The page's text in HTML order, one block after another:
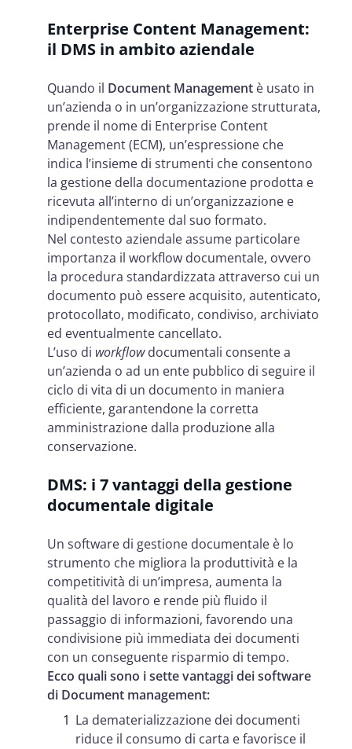
Enterprise Content Management:
il DMS in ambito aziendale
Quando il Document Management è usato in
un’azienda o in un’organizzazione strutturata,
prende il nome di Enterprise Content
Management (ECM), un’espressione che
indica l’insieme di strumenti che consentono
la gestione della documentazione prodotta e
ricevuta all’interno di un’organizzazione e
indipendentemente dal suo formato.
Nel contesto aziendale assume particolare
importanza il workflow documentale, ovvero
la procedura standardizzata attraverso cui un
documento può essere acquisito, autenticato,
protocollato, modificato, condiviso, archiviato
ed eventualmente cancellato.
L’uso di workflowdocumentali consente a
un’azienda o ad un ente pubblico di seguire il
ciclo di vita di un documento in maniera
efficiente, garantendone la corretta
amministrazione dalla produzione alla
conservazione.
DMS: i 7 vantaggi della gestione
documentale digitale
Un software di gestione documentale è lo
strumento che migliora la produttività e la
competitività di un’impresa, aumenta la
qualità del lavoro e rende più fluido il
passaggio di informazioni, favorendo una
condivisione più immediata dei documenti
con un conseguente risparmio di tempo.
Ecco quali sono i sette vantaggi dei software
di Document management:
La dematerializzazione dei documenti
riduce il consumo di carta e favorisce il